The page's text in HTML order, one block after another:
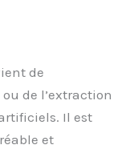
de
de l’extraction
Il est
et